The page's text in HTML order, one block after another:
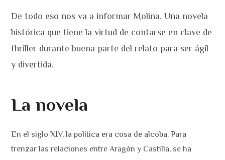
De todo eso nos va a informar Molina. Una novela
histórica que tiene la virtud de contarse en clave de
thriller durante buena parte del relato para ser ágil
y divertida.
La novela
En el siglo XIV, la política era cosa de alcoba. Para
trenzar las relaciones entre Aragón y Castilla, se ha